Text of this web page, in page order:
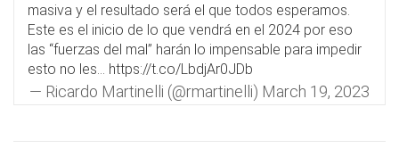
masiva y el resultado será el que todos esperamos.
Este es el inicio de lo que vendrá en el 2024 por eso
las “fuerzas del mal” harán lo impensable para impedir
esto no les… https://t.co/LbdjAr0JDb
— Ricardo Martinelli (@rmartinelli) March 19, 2023